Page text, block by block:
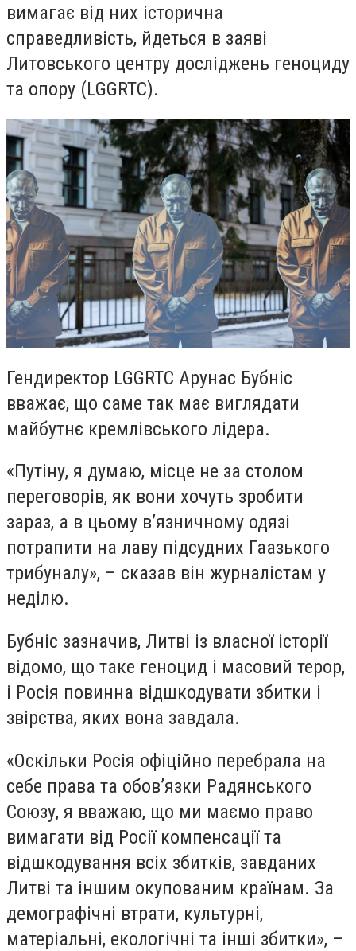
вимагає від них історична
справедливість, йдеться в заяві
Литовського центру досліджень геноциду
та опору (LGGRTC).
Гендиректор LGGRTC Арунас Бубніс
вважає, що саме так має виглядати
майбутнє кремлівського лідера.
«Путіну, я думаю, місце не за столом
переговорів, як вони хочуть зробити
зараз, а в цьому в’язничному одязі
потрапити на лаву підсудних Гаазького
трибуналу», – сказав він журналістам у
неділю.
Бубніс зазначив, Литві із власної історії
відомо, що таке геноцид і масовий терор,
і Росія повинна відшкодувати збитки і
звірства, яких вона завдала.
«Оскільки Росія офіційно перебрала на
себе права та обов’язки Радянського
Союзу, я вважаю, що ми маємо право
вимагати від Росії компенсації та
відшкодування всіх збитків, завданих
Литві та іншим окупованим країнам. За
демографічні втрати, культурні,
матеріальні, екологічні та інші збитки», –